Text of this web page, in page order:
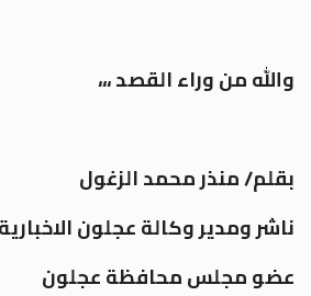
والله من وراء القصد ،،،
بقلم/ منذر محمد الزغول
ناشر ومدير وكالة عجلون الاخبارية
عضو مجلس محافظة عجلون